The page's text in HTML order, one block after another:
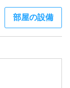
部屋の設備